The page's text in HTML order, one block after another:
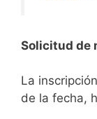
Solicitud de
La
de la fecha,